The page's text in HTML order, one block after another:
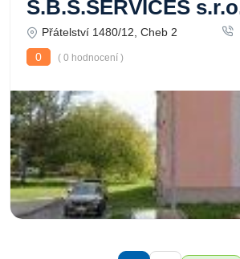
S.B.S.SERVICES
Přátelství 1480/12, Cheb 2
0
( 0 hodnocení )